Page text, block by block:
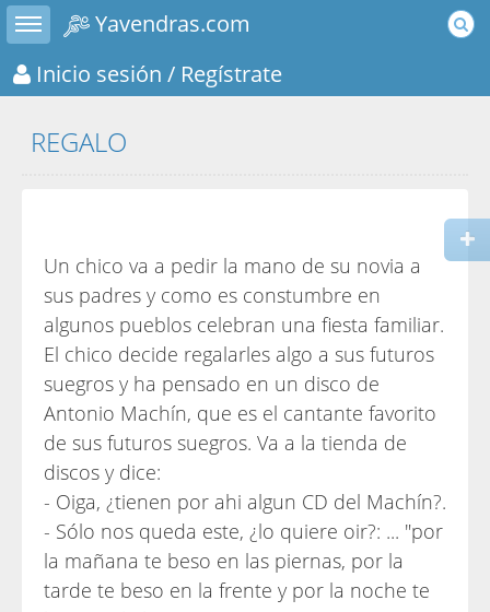
Toggle sidebar
Yavendras.com
Inicio sesión / Regístrate
REGALO
Un chico va a pedir la mano de su novia a
sus padres y como es constumbre en
algunos pueblos celebran una fiesta familiar.
El chico decide regalarles algo a sus futuros
suegros y ha pensado en un disco de
Antonio Machín, que es el cantante favorito
de sus futuros suegros. Va a la tienda de
discos y dice:
- Oiga, ¿tienen por ahi algun CD del Machín?.
- Sólo nos queda este, ¿lo quiere oir?: ... "por
la mañana te beso en las piernas, por la
tarde te beso en la frente y por la noche te